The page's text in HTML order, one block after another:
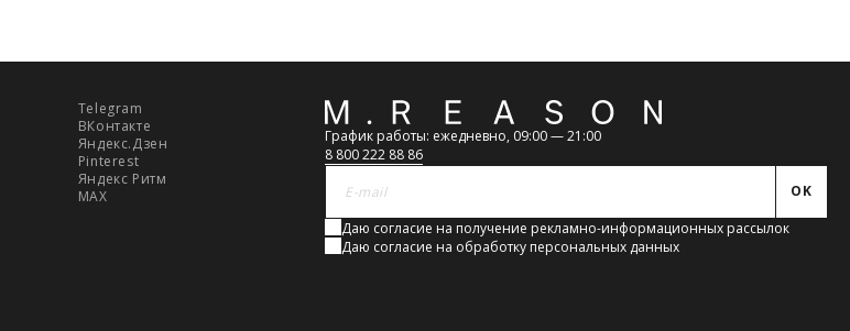
Telegram
ВКонтакте
Яндекс.Дзен
Pinterest
Яндекс Ритм
MAX
Обратная
связь
График работы: ежедневно, 09:00 — 21:00
8 800 222 88 86
OK
Даю согласие на получение рекламно-информационных рассылок
Даю согласие на обработку персональных данных